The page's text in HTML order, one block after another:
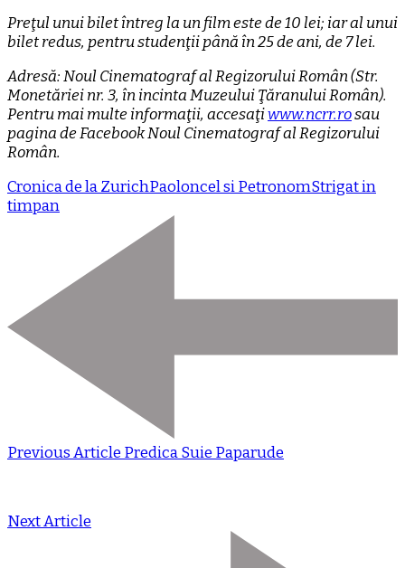
Preţul unui bilet întreg la un film este de 10 lei; iar al unui
bilet redus, pentru studenţii până în 25 de ani, de 7 lei.
Adresă: Noul Cinematograf al Regizorului Român (Str.
Monetăriei nr. 3, în incinta Muzeului Ţăranului Român).
Pentru mai multe informaţii, accesaţiwww.ncrr.rosau
pagina de Facebook Noul Cinematograf al Regizorului
Român.
Cronica de la ZurichPaoloncel si PetronomStrigat in
timpan
Previous Article Predica Suie Paparude
Next Article